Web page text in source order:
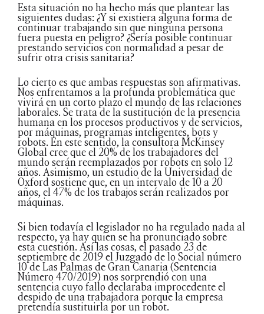
Esta situación no ha hecho más que plantear las
siguientes dudas: ¿Y si existiera alguna forma de
continuar trabajando sin que ninguna persona
fuera puesta en peligro? ¿Sería posible continuar
prestando servicios con normalidad a pesar de
sufrir otra crisis sanitaria?
Lo cierto es que ambas respuestas son afirmativas.
Nos enfrentamos a la profunda problemática que
vivirá en un corto plazo el mundo de las relaciones
laborales. Se trata de la sustitución de la presencia
humana en los procesos productivos y de servicios,
por máquinas, programas inteligentes, bots y
robots. En este sentido, la consultora McKinsey
Global cree que el 20% de los trabajadores del
mundo serán reemplazados por robots en solo 12
años. Asimismo, un estudio de la Universidad de
Oxford sostiene que, en un intervalo de 10 a 20
años, el 47% de los trabajos serán realizados por
máquinas.
Si bien todavía el legislador no ha regulado nada al
respecto, ya hay quien se ha pronunciado sobre
esta cuestión. Así las cosas, el pasado 23 de
septiembre de 2019 el Juzgado de lo Social número
10 de Las Palmas de Gran Canaria (Sentencia
Número 470/2019) nos sorprendió con una
sentencia cuyo fallo declaraba improcedente el
despido de una trabajadora porque la empresa
pretendía sustituirla por un robot.